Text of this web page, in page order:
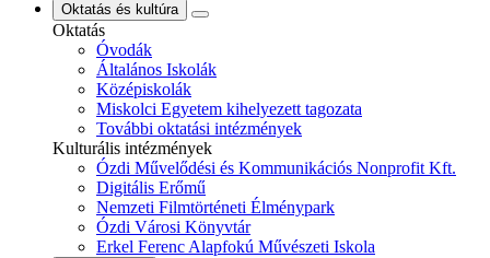
Oktatás és kultúra
Oktatás
Óvodák
Általános Iskolák
Középiskolák
Miskolci Egyetem kihelyezett tagozata
További oktatási intézmények
Kulturális intézmények
Ózdi Művelődési és Kommunikációs Nonprofit Kft.
Digitális Erőmű
Nemzeti Filmtörténeti Élménypark
Ózdi Városi Könyvtár
Erkel Ferenc Alapfokú Művészeti Iskola